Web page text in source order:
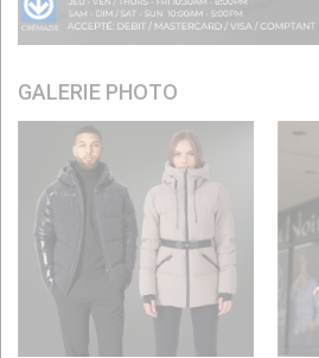
GALERIE PHOTO